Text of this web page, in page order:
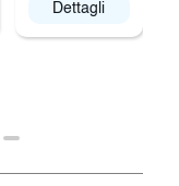
Dettagli